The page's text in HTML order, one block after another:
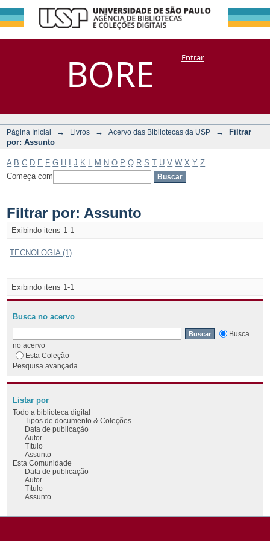
BORE
Filtrar por:
Assunto
DSpace/Manakin + CoriscoEntrar
Página Inicial → Livros → Acervo das Bibliotecas da USP →
Filtrar
por: Assunto
A B C D E F G H J K M N O P Q R S T U V W X Y Z
Começa com
Filtrar por: Assunto
Exibindo itens 1-1
TECNOLOGIA (1)
Exibindo itens 1-1
Busca no acervo
Busca
no acervo
Esta Coleção
Pesquisa avançada
Listar por
Todo a biblioteca digital
Tipos de documento & Coleções
Data de publicação
Autor
Título
Assunto
Esta Comunidade
Data de publicação
Autor
Título
Assunto